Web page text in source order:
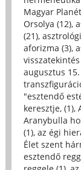
Magyar
Orsolya (12),
(21),
aforizma (3),
augusztus 15.
"esztendő
keresztje, (1),
Aranybulla
(1), az égi
Élet szent
esztendő